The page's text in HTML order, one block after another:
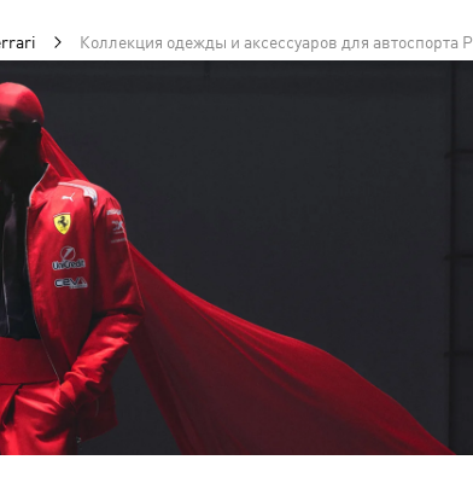
Коллекция одежды и аксессуаров для автоспорта